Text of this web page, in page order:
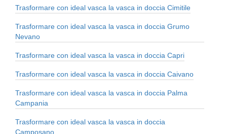
Trasformare con ideal vasca la vasca in doccia Cimitile
Trasformare con ideal vasca la vasca in doccia Grumo
Nevano
Trasformare con ideal vasca la vasca in doccia Capri
Trasformare con ideal vasca la vasca in doccia Caivano
Trasformare con ideal vasca la vasca in doccia Palma
Campania
Trasformare con ideal vasca la vasca in doccia
Camposano